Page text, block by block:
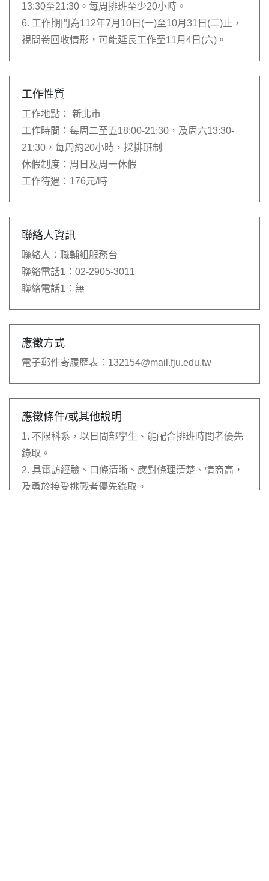
13:30至21:30。每周排班至少20小時。
6. 工作期間為112年7月10日(一)至10月31日(二)止，
視問卷回收情形，可能延長工作至11月4日(六)。
工作性質
工作地點：
新北市
工作時間： 每周二至五18:00-21:30，及周六13:30-
21:30，每周約20小時，採排班制
休假制度： 周日及周一休假
工作待遇： 176元/時
聯絡人資訊
聯絡人： 職輔組服務台
聯絡電話1： 02-2905-3011
聯絡電話1： 無
應徵方式
電子郵件寄履歷表： 132154@mail.fju.edu.tw
應徵條件/或其他說明
1. 不限科系，以日間部學生、能配合排班時間者優先
錄取。
2. 具電訪經驗、口條清晰、應對條理清楚、情商高，
及勇於接受挑戰者優先錄取。